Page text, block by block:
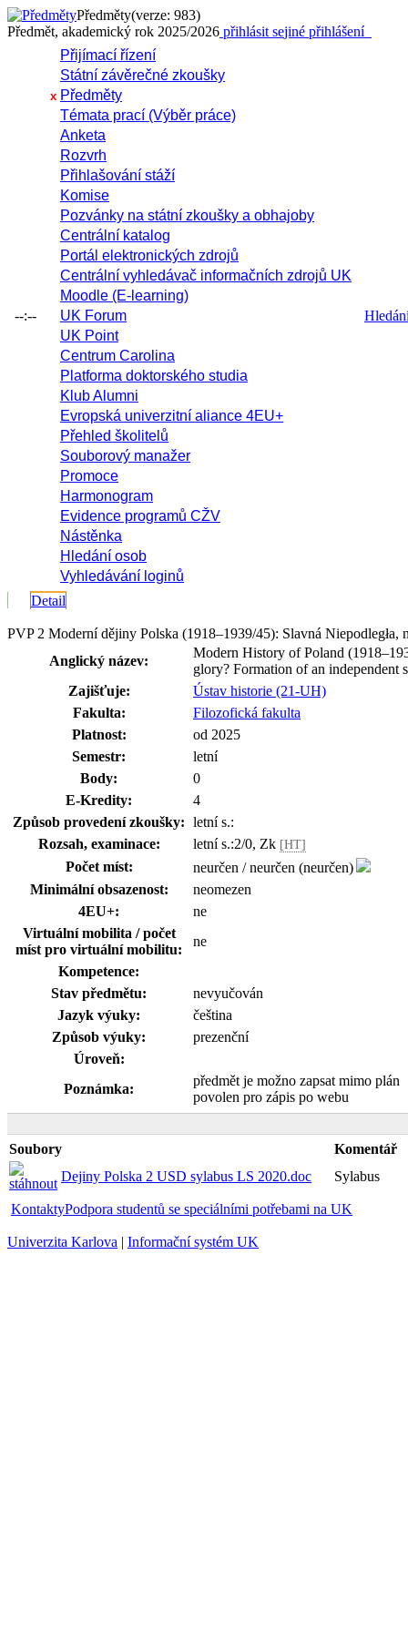
Předměty(verze: 983)
Předmět, akademický rok 2025/2026 přihlásit sejiné přihlášení
--:--
Přijímací řízení
Státní závěrečné zkoušky
x Předměty
Témata prací (Výběr práce)
Anketa
Rozvrh
Přihlašování stáží
Komise
Pozvánky na státní zkoušky a obhajoby
Centrální katalog
Portál elektronických zdrojů
Centrální vyhledávač informačních zdrojů UK
Moodle (E-learning)
UK Forum
UK Point
Centrum Carolina
Platforma doktorského studia
Klub Alumni
Evropská univerzitní aliance 4EU+
Přehled školitelů
Souborový manažer
Promoce
Harmonogram
Evidence programů CŽV
Nástěnka
Hledání osob
Vyhledávání loginů
Detail
PVP 2 Moderní dějiny Polska (1918–1939/45): Slavná
Anglický název:
Modern History of Poland
glory? Formation of an independent
Zajišťuje:
Ústav historie (21-UH)
Fakulta:
Filozofická fakulta
Platnost:
od 2025
Semestr:
letní
Body:
0
E-Kredity:
4
Způsob provedení zkoušky: letní s.:
Rozsah, examinace:
letní s.:2/0, Zk [HT]
Počet míst:
neurčen / neurčen (neurčen)
Minimální obsazenost:
neomezen
4EU+:
ne
Virtuální mobilita / počet
míst pro virtuální mobilitu:
ne
Kompetence:
Stav předmětu:
nevyučován
Jazyk výuky:
čeština
Způsob výuky:
prezenční
Úroveň:
Poznámka:
předmět je možno zapsat mimo plán
povolen pro zápis po webu
Soubory
Komentář
Dejiny Polska 2 USD sylabus LS 2020.doc
Sylabus
KontaktyPodpora studentů se speciálními potřebami na UK
Univerzita Karlova | Informační systém UK